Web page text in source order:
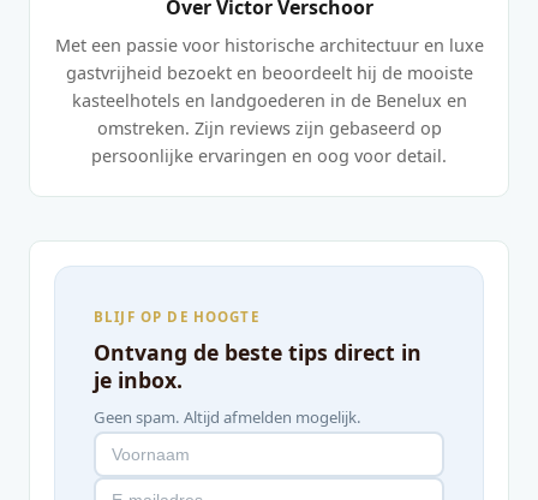
Over Victor Verschoor
Met een passie voor historische architectuur en luxe
gastvrijheid bezoekt en beoordeelt hij de mooiste
kasteelhotels en landgoederen in de Benelux en
omstreken. Zijn reviews zijn gebaseerd op
persoonlijke ervaringen en oog voor detail.
BLIJF OP DE HOOGTE
Ontvang de beste tips direct in
je inbox.
Geen spam. Altijd afmelden mogelijk.